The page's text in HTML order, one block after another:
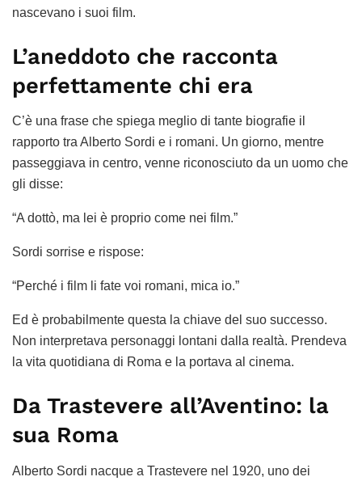
nascevano i suoi film.
L’aneddoto che racconta
perfettamente chi era
C’è una frase che spiega meglio di tante biografie il
rapporto tra Alberto Sordi e i romani. Un giorno, mentre
passeggiava in centro, venne riconosciuto da un uomo che
gli disse:
“A dottò, ma lei è proprio come nei film.”
Sordi sorrise e rispose:
“Perché i film li fate voi romani, mica io.”
Ed è probabilmente questa la chiave del suo successo.
Non interpretava personaggi lontani dalla realtà. Prendeva
la vita quotidiana di Roma e la portava al cinema.
Da Trastevere all’Aventino: la
sua Roma
Alberto Sordi nacque a Trastevere nel 1920, uno dei